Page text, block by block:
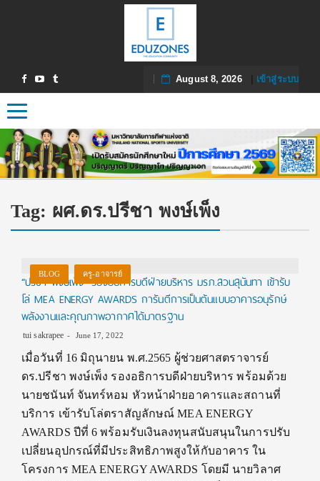
August 8, 2026| เข้าสู่ระบบ
Toggle navigation
Tag: ผศ.ดร.ปรีชา พงษ์เพ็ง
BLOG ครู-อาจารย์
“ปรีชา พงษ์เพ็ง” รองอธิการบดีฝ่ายบริหาร มรภ.สวนสุนันทา เข้ารับ
โล่ MEA ENERGY AWARDS การันตีการเป็นต้นแบบอาคารอนุรักษ์
พลังงานและคุณภาพอากาศได้มาตรฐาน
tui sakrapee June 17, 2022
เมื่อวันที่ 16 มิถุนายน พ.ศ.2565 ผู้ช่วยศาสตราจารย์
ดร.ปรีชา พงษ์เพ็ง รองอธิการบดีฝ่ายบริหาร พร้อมด้วย
นายชนันท์ จันทร์หอม หัวหน้าฝ่ายอาคารและสถานที่
บริการ เข้ารับโล่ตราสัญลักษณ์ MEA ENERGY
AWARDS ปีที่ 6 พร้อมรับเงินลงทุนสนับสนุนในการปรับ
เปลี่ยนอุปกรณ์ที่มีประสิทธิภาพสูงให้กับอาคาร ใน
โครงการ MEA ENERGY AWARDS โดยมี นายวิลาศ